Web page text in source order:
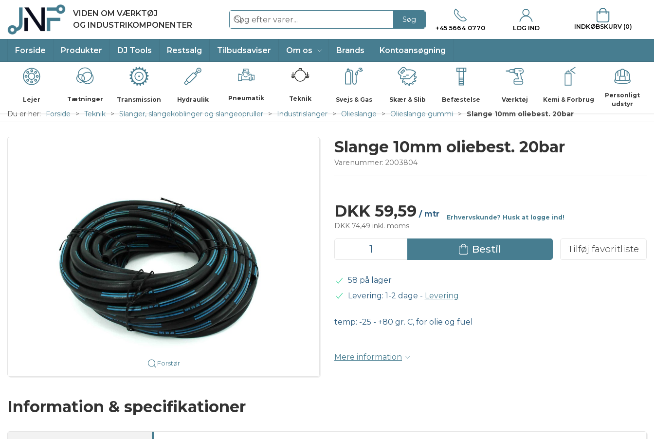
VIDEN OM VÆRKTØJ
OG INDUSTRIKOMPONENTER
Søg
+45 5664 0770 LOG IND INDKØBSKURV (0)
Forside Produkter DJ Tools Restsalg Tilbudsaviser Om os Brands Kontoansøgning
Lejer Tætninger Transmission Hydraulik Pneumatik Teknik Svejs & Gas Skær & Slib Befæstelse Værktøj Kemi & Forbrug
Personligt
udstyr
Du er her: Forside Teknik Slanger, slangekoblinger og slangeopruller Industrislanger Olieslange Olieslange gummi Slange 10mm oliebest. 20bar
Forstør
Slange 10mm oliebest. 20bar
Varenummer: 2003804
DKK 59,59 / mtr Erhvervskunde? Husk at logge ind!
DKK 74,49 inkl. moms
Bestil Tilføj favoritliste
58 på lager
Levering: 1-2 dage - Levering
temp: -25 - +80 gr. C, for olie og fuel
Mere information
Information & specifikationer